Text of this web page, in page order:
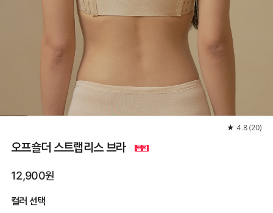
★ 4.8 (20)
오프숄더 스트랩리스 브라
12,900원
컬러 선택